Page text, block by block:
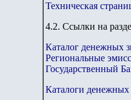
Техническая
4.2. Ссылки на
Каталог денежных
Региональные
Государственный
Каталоги денежных